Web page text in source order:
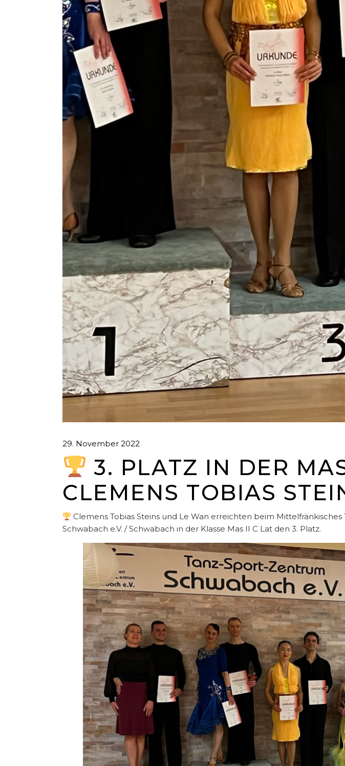
29. November 2022
3. PLATZ IN DER
CLEMENS TOBIAS
Clemens Tobias Steins und Le Wan erreichten beim
Schwabach e.V. / Schwabach in der Klasse Mas II C Lat den 3. Platz.